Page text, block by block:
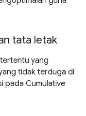
tata letak
yang
tidak terduga di
pada Cumulative